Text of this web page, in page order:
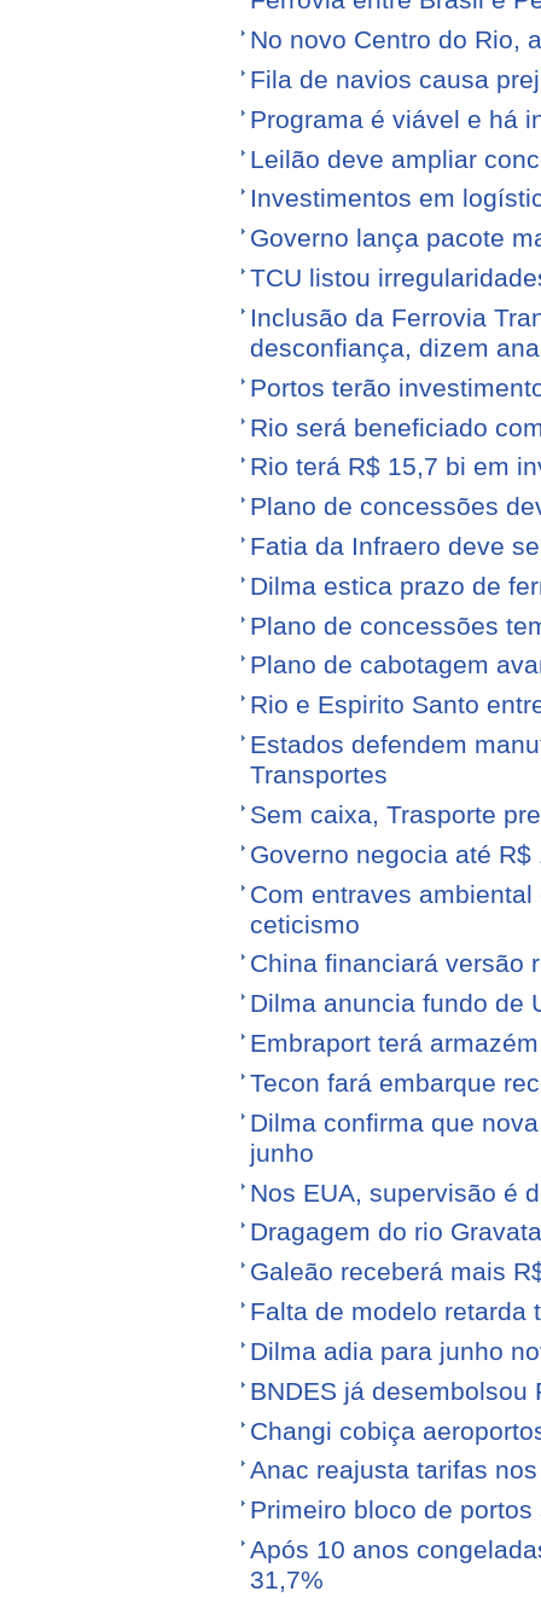
No novo Centro do Rio,
Fila de navios causa
Programa é viável e há
Leilão deve ampliar
Investimentos em
Governo lança pacote
TCU listou
Inclusão da Ferrovia
desconfiança, dizem
Portos terão
Rio será beneficiado
Rio terá R$ 15,7 bi em
Plano de concessões
Fatia da Infraero deve
Dilma estica prazo de
Plano de concessões
Plano de cabotagem
Rio e Espirito Santo
Estados defendem
Transportes
Sem caixa, Trasporte
Governo negocia até
Com entraves
ceticismo
China financiará versão
Dilma anuncia fundo de
Embraport terá
Tecon fará embarque
Dilma confirma que
junho
Nos EUA, supervisão é
Dragagem do rio
Galeão receberá mais
Falta de modelo retarda
Dilma adia para junho
BNDES já
Changi cobiça
Anac reajusta tarifas
Primeiro bloco de
Após 10 anos
31,7%